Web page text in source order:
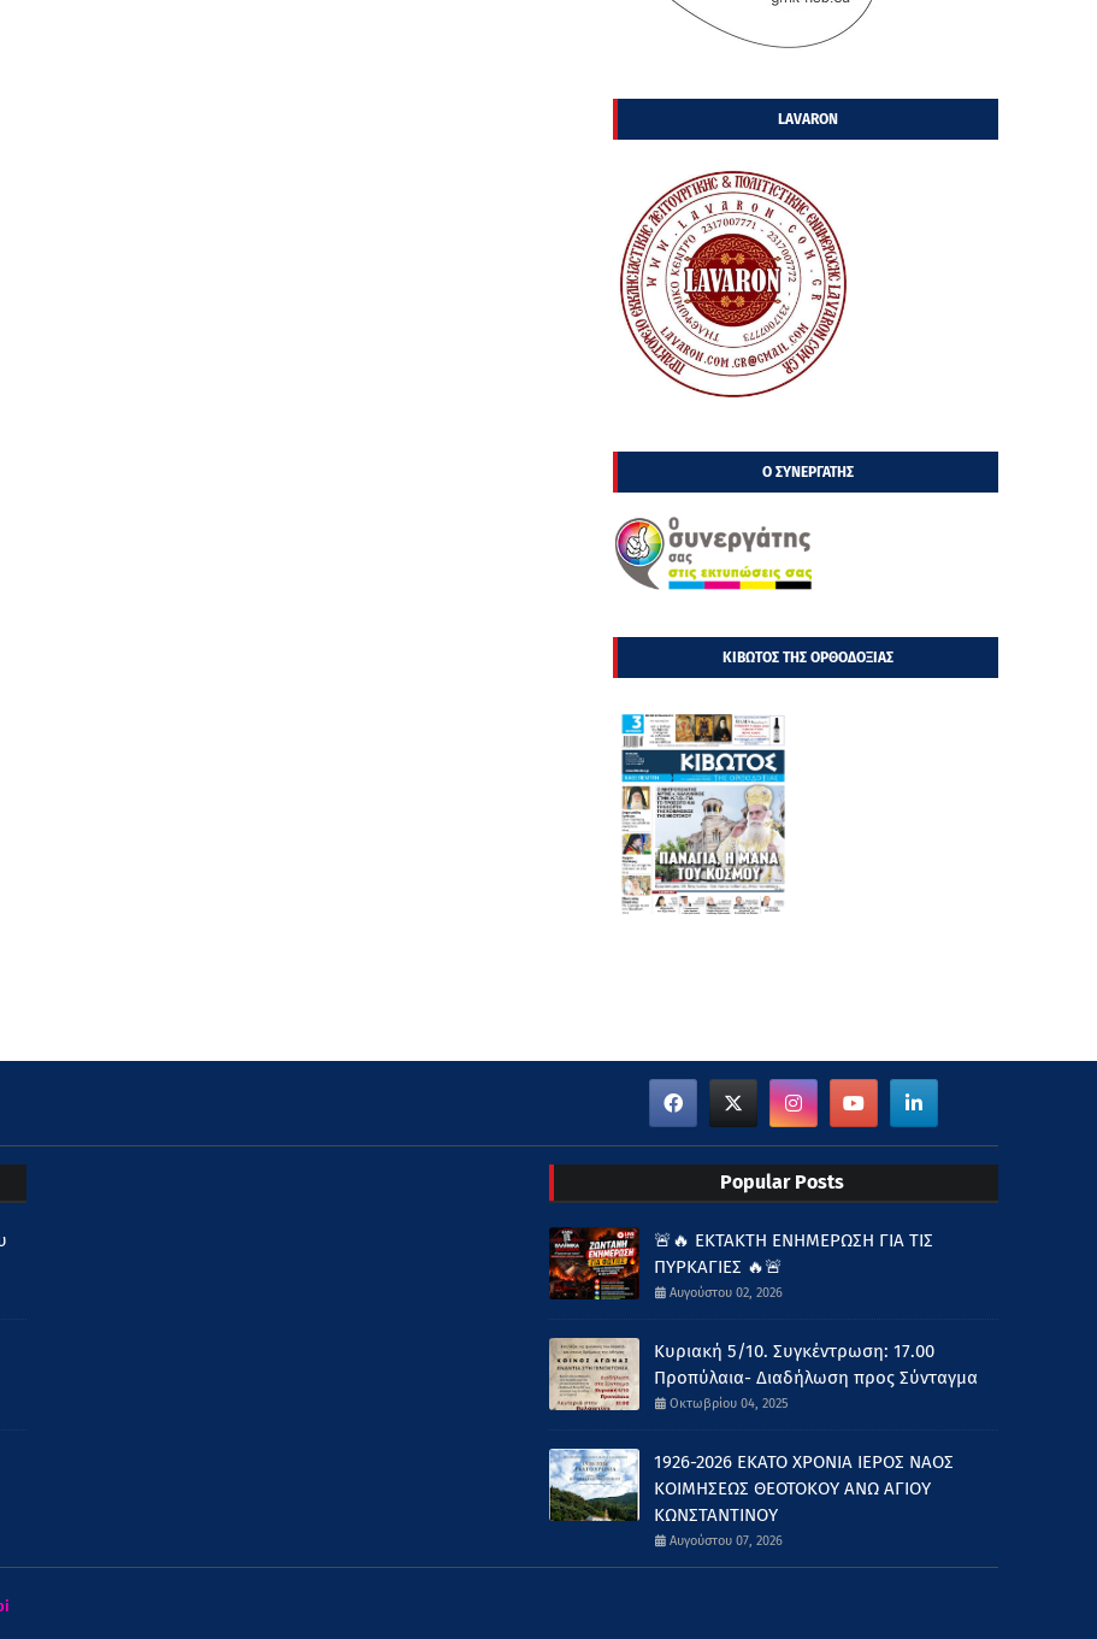
LAVARON
Ο ΣΥΝΕΡΓΑΤΗΣ
ΚΙΒΩΤΟΣ ΤΗΣ ΟΡΘΟΔΟΞΙΑΣ
Popular Posts
🚨🔥 ΕΚΤΑΚΤΗ ΕΝΗΜΕΡΩΣΗ ΓΙΑ ΤΙΣ
ΠΥΡΚΑΓΙΕΣ 🔥🚨
Αυγούστου 02, 2026
Κυριακή 5/10. Συγκέντρωση: 17.00
Προπύλαια- Διαδήλωση προς Σύνταγμα
Οκτωβρίου 04, 2025
1926-2026 ΕΚΑΤΟ ΧΡΟΝΙΑ ΙΕΡΟΣ ΝΑΟΣ
ΚΟΙΜΗΣΕΩΣ ΘΕΟΤΟΚΟΥ ΑΝΩ ΑΓΙΟΥ
ΚΩΝΣΤΑΝΤΙΝΟΥ
Αυγούστου 07, 2026